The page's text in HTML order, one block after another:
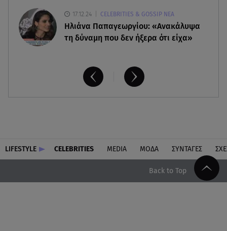
17.12.24 CELEBRITIES & GOSSIP ΝΕΑ
Ηλιάνα Παπαγεωργίου: «Ανακάλυψα
τη δύναμη που δεν ήξερα ότι είχα»
LIFESTYLE CELEBRITIES MEDIA ΜΟΔΑ ΣΥΝΤΑΓΕΣ
Back to Top